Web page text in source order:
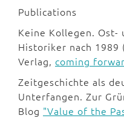
Publications
Keine Kollegen. Ost-
Historiker nach
Verlag, coming
Zeitgeschichte als
Unterfangen. Zur
Blog "Value of the